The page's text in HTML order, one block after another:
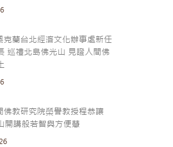
克蘭台北經濟文化辦事處新任
巡禮北島佛光山 見證人間佛
佛教研究院榮譽教授程恭讓
開講般若智與方便慧